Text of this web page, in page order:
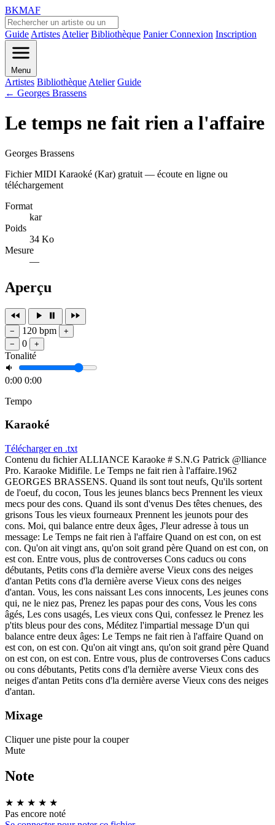
BKMAF
Guide Artistes Atelier Bibliothèque PanierConnexion Inscription
Menu
Artistes Bibliothèque Atelier Guide
← Georges Brassens
Le temps ne fait rien a l'affaire
Georges Brassens
Fichier MIDI Karaoké (Kar) gratuit — écoute en ligne ou
téléchargement
Format
kar
Poids
34 Ko
Mesure
—
Aperçu
− 120 bpm
+
−
0 +
Tonalité
0:00 0:00
Tempo
Karaoké
Télécharger en .txt
Contenu du fichier ALLIANCE Karaoke # S.N.G Patrick @lliance
Pro. Karaoke Midifile. Le Temps ne fait rien à l'affaire.1962
GEORGES BRASSENS. Quand ils sont tout neufs, Qu'ils sortent
de l'oeuf, du cocon, Tous les jeunes blancs becs Prennent les vieux
mecs pour des cons. Quand ils sont d'venus Des têtes chenues, des
grisons Tous les vieux fourneaux Prennent les jeunots pour des
cons. Moi, qui balance entre deux âges, J'leur adresse à tous un
message: Le Temps ne fait rien à l'affaire Quand on est con, on est
con. Qu'on ait vingt ans, qu'on soit grand père Quand on est con, on
est con. Entre vous, plus de controverses Cons caducs ou cons
débutants, Petits cons d'la dernière averse Vieux cons des neiges
d'antan Petits cons d'la dernière averse Vieux cons des neiges
d'antan. Vous, les cons naissant Les cons innocents, Les jeunes cons
qui, ne le niez pas, Prenez les papas pour des cons, Vous les cons
âgés, Les cons usagés, Les vieux cons Qui, confessez le Prenez les
p'tits bleus pour des cons, Méditez l'impartial message D'un qui
balance entre deux âges: Le Temps ne fait rien à l'affaire Quand on
est con, on est con. Qu'on ait vingt ans, qu'on soit grand père Quand
on est con, on est con. Entre vous, plus de controverses Cons caducs
ou cons débutants, Petits cons d'la dernière averse Vieux cons des
neiges d'antan Petits cons d'la dernière averse Vieux cons des neiges
d'antan.
Mixage
Cliquer une piste pour la couper
Mute
Note
★ ★ ★ ★ ★
Pas encore noté